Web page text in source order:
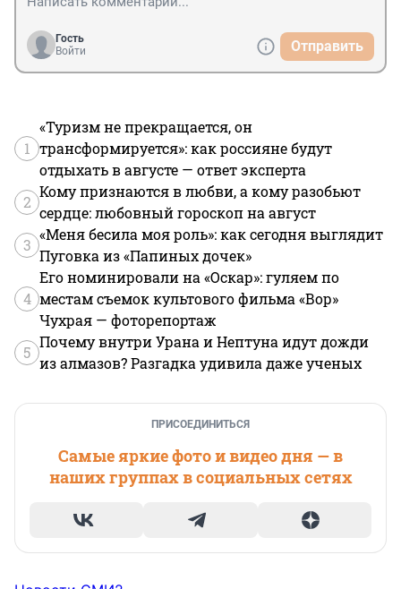
Гость
Войти
Отправить
1
«Туризм не прекращается, он
трансформируется»: как россияне будут
отдыхать в августе — ответ эксперта
2
Кому признаются в любви, а кому разобьют
сердце: любовный гороскоп на август
3
«Меня бесила моя роль»: как сегодня выглядит
Пуговка из «Папиных дочек»
4
Его номинировали на «Оскар»: гуляем по
местам съемок культового фильма «Вор»
Чухрая — фоторепортаж
5
Почему внутри Урана и Нептуна идут дожди
из алмазов? Разгадка удивила даже ученых
ПРИСОЕДИНИТЬСЯ
Самые яркие фото и видео дня — в
наших группах в социальных сетях